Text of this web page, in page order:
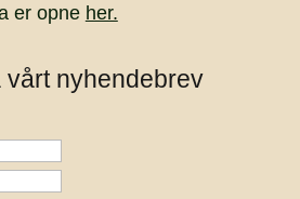
er opne her.
vårt nyhendebrev